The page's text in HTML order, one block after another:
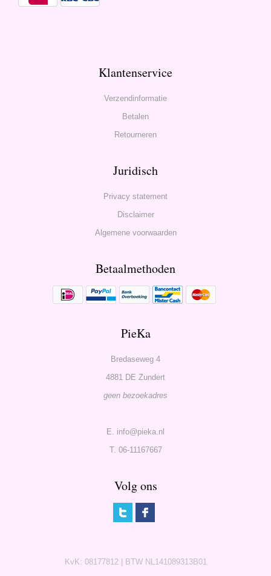
Klantenservice
Verzendinformatie
Betalen
Retourneren
Juridisch
Privacy statement
Disclaimer
Algemene voorwaarden
Betaalmethoden
PieKa
Bredaseweg 4
4881 DE Zundert
geen bezoekadres
E. info@pieka.nl
T. 06-11167667
Volg ons
KvK: 08177812 | BTW NL141089313B01